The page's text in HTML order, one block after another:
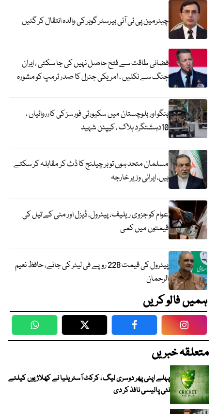
چیئرمین پی ٹی آئی بیرسٹر گوہر کی والدہ انتقال کر گئیں
فضائی طاقت سے فتح حاصل نہیں کی جا سکتی ، ایران
جنگ سے نکلیں ، امریکی جنرل کا صدر ٹرمپ کو مشورہ
ہنگو اور بلوچستان میں سکیورٹی فورسز کی کارروائیاں ،
10دہشتگرد ہلاک ، کیپٹن شہید
مسلمان متحد ہوں تو ہر چیلنج کا ڈٹ کر مقابلہ کر سکتے
ہیں، ایرانی وزیر خارجہ
عوام کو جزوی ریلیف، پیٹرول، ڈیزل اور مٹی کے تیل کی
قیمتوں میں کمی
پیٹرول کی قیمت 228 روپے فی لیٹر کی جائے، حافظ نعیم
الرحمان
ہمیں فالو کریں
WhatsApp Twitter Facebook
متعلقہ خبریں
پہلے اپنی پھر دوسری لیگ ، کرکٹ آسٹریلیا نے کھلاڑیوں کیلئے
نئی پالیسی نافذ کر دی